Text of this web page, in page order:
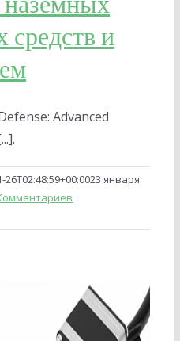
средств и
Advanced
26T02:48:59+00:0023 января